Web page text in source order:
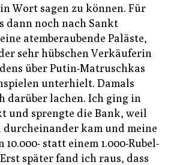
Wort sagen zu können. Für
dann noch nach Sankt
atemberaubende Paläste,
sehr hübschen Verkäuferin
über Putin-Matruschkas
unterhielt. Damals
darüber lachen. Ich ging in
und sprengte die Bank, weil
durcheinander kam und meine
10.000- statt einem 1.000-Rubel-
später fand ich raus, dass